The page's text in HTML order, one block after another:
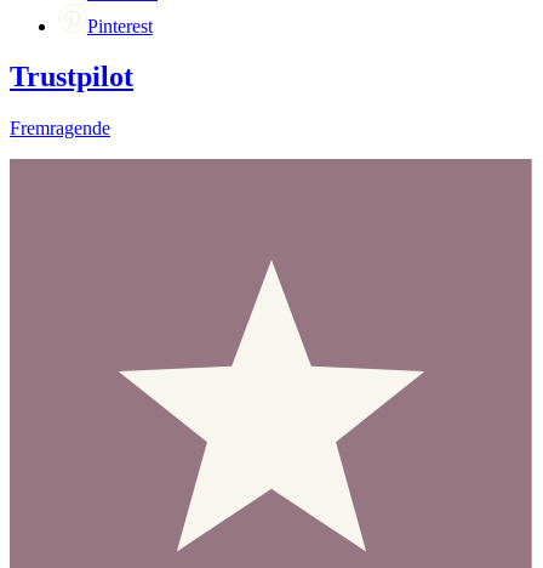
Pinterest
Trustpilot
Fremragende